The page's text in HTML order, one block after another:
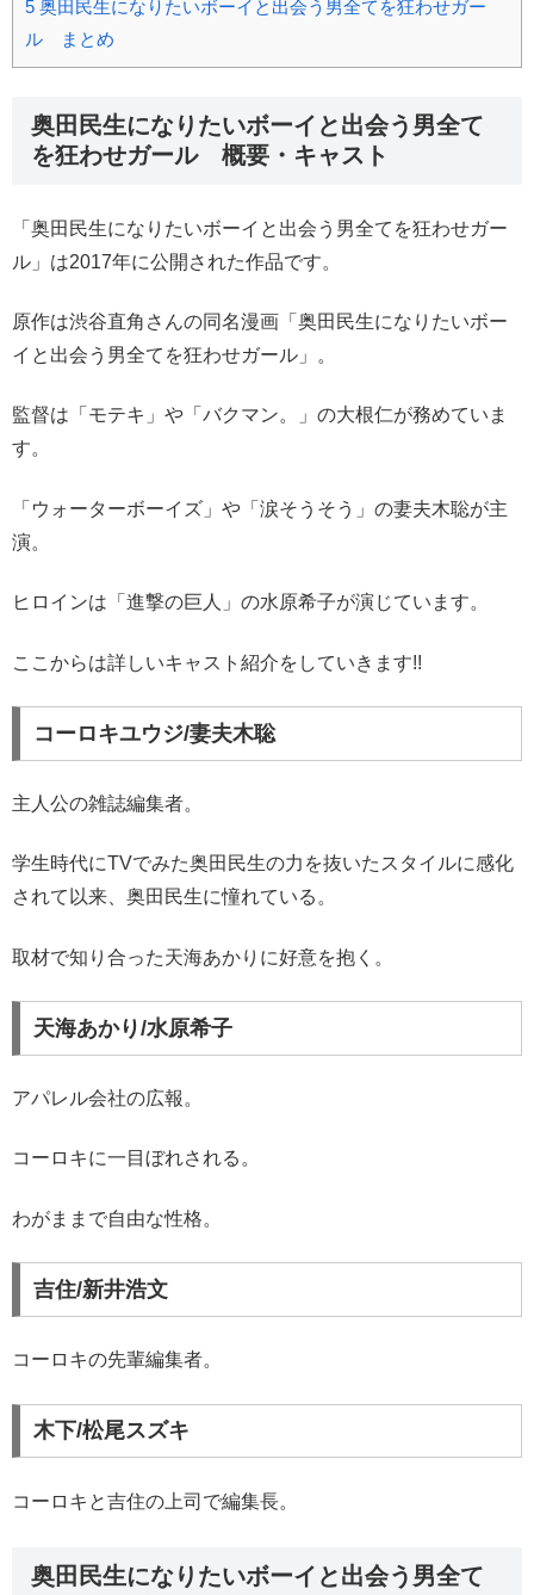
5 奥田民生になりたいボーイと出会う男全てを狂わせガー
ル まとめ
奥田民生になりたいボーイと出会う男全て
を狂わせガール 概要・キャスト
「奥田民生になりたいボーイと出会う男全てを狂わせガー
ル」は2017年に公開された作品です。
原作は渋谷直角さんの同名漫画「奥田民生になりたいボー
イと出会う男全てを狂わせガール」。
監督は「モテキ」や「バクマン。」の大根仁が務めていま
す。
「ウォーターボーイズ」や「涙そうそう」の妻夫木聡が主
演。
ヒロインは「進撃の巨人」の水原希子が演じています。
ここからは詳しいキャスト紹介をしていきます!!
コーロキユウジ/妻夫木聡
主人公の雑誌編集者。
学生時代にTVでみた奥田民生の力を抜いたスタイルに感化
されて以来、奥田民生に憧れている。
取材で知り合った天海あかりに好意を抱く。
天海あかり/水原希子
アパレル会社の広報。
コーロキに一目ぼれされる。
わがままで自由な性格。
吉住/新井浩文
コーロキの先輩編集者。
木下/松尾スズキ
コーロキと吉住の上司で編集長。
奥田民生になりたいボーイと出会う男全て